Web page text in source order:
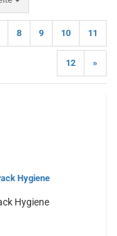
8 9 10 11
12 »
Hygiene